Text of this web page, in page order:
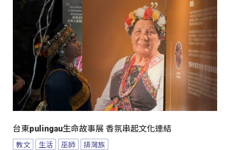
台東pulingau生命故事展 香氛串起文化連結
教文 生活 巫師 排灣族